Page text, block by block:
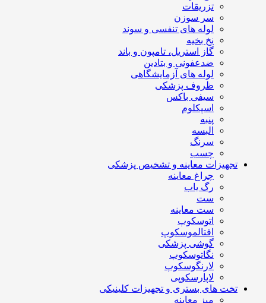
تزریقات
سر سوزن
لوله های تنفسی و سوند
نخ بخیه
گاز استریل، تامپون و باند
ضدعفونی و بتادین
لوله های آزمایشگاهی
ظروف پزشکی
سیفی باکس
اسپکلوم
پنبه
البسه
سرنگ
چسب
تجهیزات معاینه و تشخیص پزشکی
چراغ معاینه
رگ یاب
ست
ست معاینه
اتوسکوپ
افتالموسکوپ
گوشی پزشکی
نگاتوسکوپ
لارنگوسکوپ
لاپارسکوپی
تخت های بستری و تجهیزات کلینیکی
میز معاینه